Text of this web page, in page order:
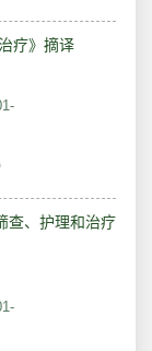
疗》摘译
查、护理和治疗